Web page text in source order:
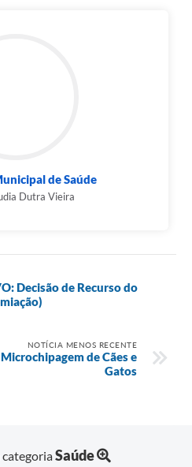
de Saúde
Dutra Vieira
Decisão de Recurso do
NOTÍCIA MENOS RECENTE
de Cães e
Gatos
categoriaSaúde